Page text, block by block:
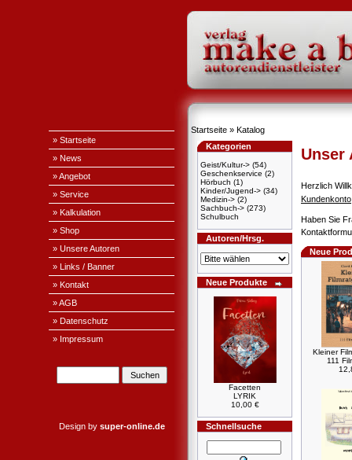
» Startseite
» News
» Angebot
» Service
» Kalkulation
» Shop
» Unsere Autoren
» Links / Banner
» Kontakt
» AGB
» Datenschutz
» Impressum
Design by super-online.de
Startseite » Katalog
Kategorien
Geist/Kultur-> (54)
Geschenkservice (2)
Hörbuch (1)
Kinder/Jugend-> (34)
Medizin-> (2)
Sachbuch-> (273)
Schulbuch
Autoren/Hrsg.
Neue Produkte
Facetten
LYRIK
10,00 €
Schnellsuche
Unser
Herzlich
Kundenkonto
Haben Sie
Neue
Kleiner
111